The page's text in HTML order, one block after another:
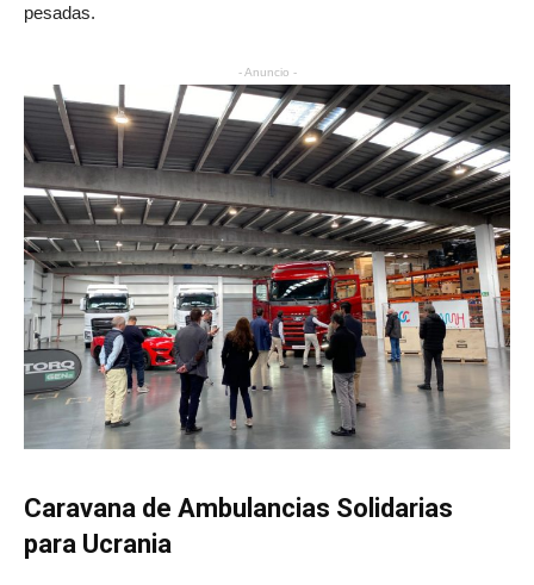
pesadas.
- Anuncio -
Caravana de Ambulancias Solidarias
para Ucrania